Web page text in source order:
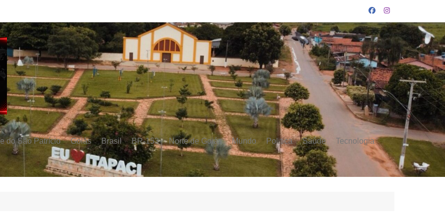
do São Patrício Goiás Brasil BR-153 Norte de Goiás Mundo Politica Saúde Tecnologia